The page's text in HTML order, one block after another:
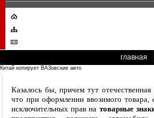
главная
Китай копирует ВАЗовские авто
Казалось бы, причем тут
что при оформлении ввозимого
исключительных прав на товарные